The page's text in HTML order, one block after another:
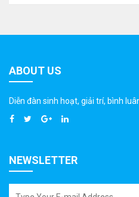
ABOUT US
Diễn đàn sinh hoạt, giải trí, bình
NEWSLETTER